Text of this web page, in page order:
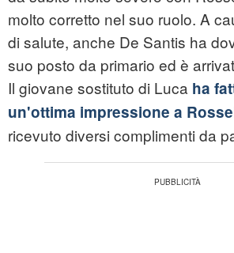
molto corretto nel suo ruolo. A
di salute, anche De Santis ha
suo posto da primario ed è
Il giovane sostituto di Luca ha
un'ottima impressione a
ricevuto diversi complimenti da